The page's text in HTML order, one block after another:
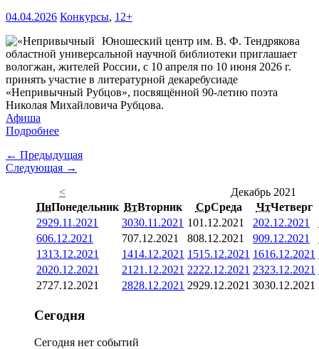
04.04.2026 Конкурсы, 12+
Юношеский центр им. В. Ф. Тендрякова
областной универсальной научной библиотеки приглашает
вологжан, жителей России, с 10 апреля по 10 июня 2026 г.
принять участие в литературной декаребусиаде
«Непривычный Рубцов», посвящённой 90-летию поэта
Николая Михайловича Рубцова.
Афиша
Подробнее
← Предыдущая
Следующая →
<
Декабрь 2021
ПнПонедельник ВтВторник СрСреда ЧтЧетверг
2929.11.2021 3030.11.2021 101.12.2021 202.12.2021
606.12.2021 707.12.2021 808.12.2021 909.12.2021
1313.12.2021 1414.12.2021 1515.12.2021 1616.12.2021
2020.12.2021 21 21.12.2021 2222.12.2021 2323.12.2021
2727.12.2021 2828.12.2021 2929.12.2021 3030.12.2021
Сегодня
Сегодня нет событий